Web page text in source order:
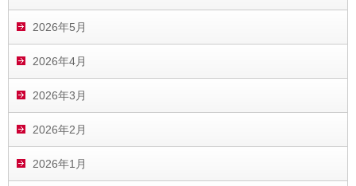
2026年5月
2026年4月
2026年3月
2026年2月
2026年1月